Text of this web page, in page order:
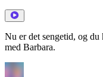
Nu er det sengetid, og
med Barbara.